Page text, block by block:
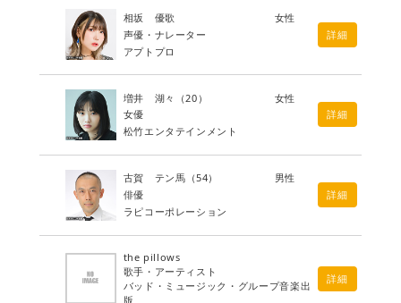
相坂 優歌
女性
声優・ナレーター
アプトプロ
詳細
増井 湖々 （20）
女性
女優
松竹エンタテインメント
詳細
古賀 テン馬 （54）
男性
俳優
ラピコーポレーション
詳細
the pillows
歌手・アーティスト
バッド・ミュージック・グループ音楽出
版
詳細